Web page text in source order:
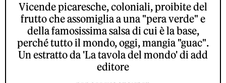
Vicende picaresche, coloniali, proibite del
frutto che assomiglia a una "pera verde" e
della famosissima salsa di cui è la base,
perché tutto il mondo, oggi, mangia "guac".
Un estratto da 'La tavola del mondo' di add
editore